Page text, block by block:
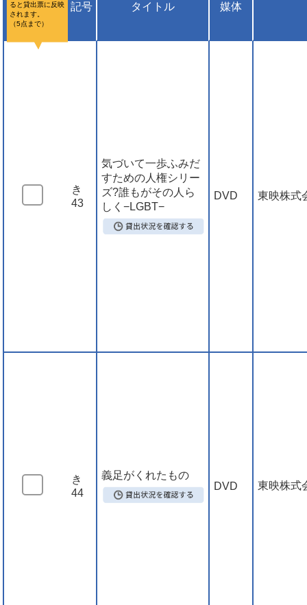
ると貸出票に反映
されます。
（5点まで）
記号 タイトル 媒体
き
43
気づいて一歩ふみだ
すための人権シリー
ズ?誰もがその人ら
しく−LGBT−
DVD 東映株式
き
44
義足がくれたもの
DVD
東映株式